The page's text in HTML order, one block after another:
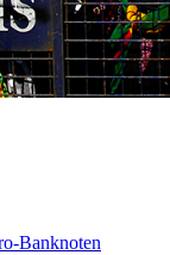
Banknoten